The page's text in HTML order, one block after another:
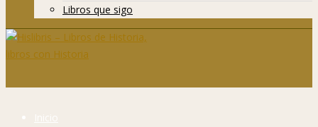
Libros que sigo
Inicio